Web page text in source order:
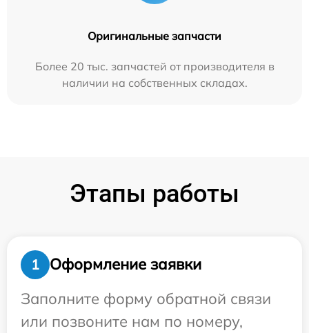
Оригинальные запчасти
Более 20 тыс. запчастей от производителя в
наличии на собственных складах.
Этапы работы
1
Оформление заявки
Заполните форму обратной связи
или позвоните нам по номеру,